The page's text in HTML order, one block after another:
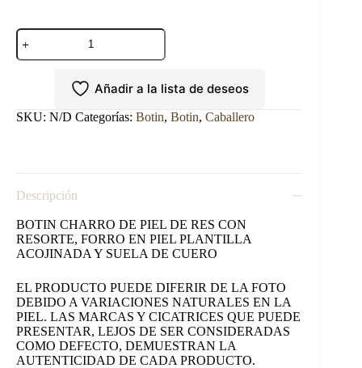
BOTIN
ESPUELA
CHARRO
Añadir a la lista de deseos
SKU: N/D Categorías: Botin, Botin, Caballero
Descripción
BOTIN CHARRO DE PIEL DE RES CON
RESORTE, FORRO EN PIEL PLANTILLA
ACOJINADA Y SUELA DE CUERO
EL PRODUCTO PUEDE DIFERIR DE LA FOTO
DEBIDO A VARIACIONES NATURALES EN LA
PIEL. LAS MARCAS Y CICATRICES QUE PUEDE
PRESENTAR, LEJOS DE SER CONSIDERADAS
COMO DEFECTO, DEMUESTRAN LA
AUTENTICIDAD DE CADA PRODUCTO.